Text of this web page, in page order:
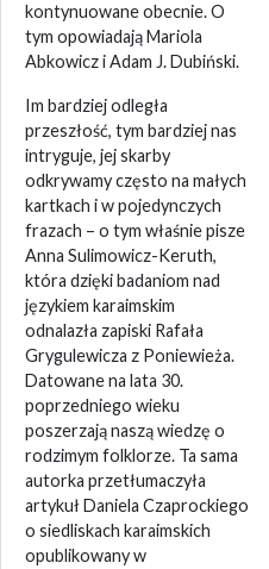
kontynuowane obecnie. O
tym opowiadają Mariola
Abkowicz i Adam J. Dubiński.
Im bardziej odległa
przeszłość, tym bardziej nas
intryguje, jej skarby
odkrywamy często na małych
kartkach i w pojedynczych
frazach – o tym właśnie pisze
Anna Sulimowicz-Keruth,
która dzięki badaniom nad
językiem karaimskim
odnalazła zapiski Rafała
Grygulewicza z Poniewieża.
Datowane na lata 30.
poprzedniego wieku
poszerzają naszą wiedzę o
rodzimym folklorze. Ta sama
autorka przetłumaczyła
artykuł Daniela Czaprockiego
o siedliskach karaimskich
opublikowany w